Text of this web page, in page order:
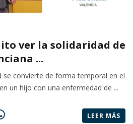
ver la solidaridad de
...
se convierte de forma temporal en el
un hijo con una enfermedad de ...
LEER MÁS